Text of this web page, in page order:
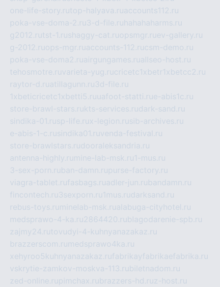
one-life-story.rutop-halyava.ruaccounts112.ru
poka-vse-doma-2.ru3-d-file.ru hahahaharms.ru
g2012.rutst-1.rushaggy-cat.ruopsmgr.ruev-gallery.ru
g-2012.ruops-mgr.ruaccounts-112.rucsm-demo.ru
poka-vse-doma2.ruairgungames.ruallseo-host.ru
tehosmotre.ruvarieta-yug.rucricetc1xbetr1xbetcc2.ru
raytor-d.ruatillagunn.ru3d-file.ru
1xbeticricetc1xbetti5.ruuafoot-statti.rue-abis1c.ru
store-brawl-stars.rukts-services.rudark-sand.ru
sindika-01.rusp-life.rux-legion.rusib-archives.ru
e-abis-1-c.rusindika01.ruvenda-festival.ru
store-brawlstars.rudooraleksandria.ru
antenna-highly.ru mine-lab-msk.ru1-mus.ru
3-sex-porn.ruban-damn.rupurse-factory.ru
viagra-tablet.rufasbags.ruadler-jun.rubandamn.ru
fincontech.ru3sexporn.ru1mus.rudarksand.ru
rebus-toys.ru minelab-msk.rualabuga-cityhotel.ru
medsprawo-4-ka.ru2864420.rublagodarenie-spb.ru
zajmy24.rutovudyi-4-kuhnyanazakaz.ru
brazzerscom.ru medsprawo4ka.ru
xehyroo5kuhnyanazakaz.rufabrikayfabrikaefabrika.ru
vskrytie-zamkov-moskva-113.rubiletnadom.ru
zed-online.rupimchax.rubrazzers-hd.ruz-host.ru